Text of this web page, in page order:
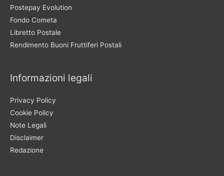
Postepay Evolution
Fondo Cometa
Libretto Postale
Rendimento Buoni Fruttiferi Postali
Informazioni legali
Privacy Policy
Cookie Policy
Note Legali
Disclaimer
Redazione